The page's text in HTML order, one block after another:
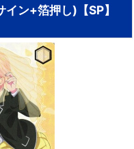
イン+箔押し)【SP】